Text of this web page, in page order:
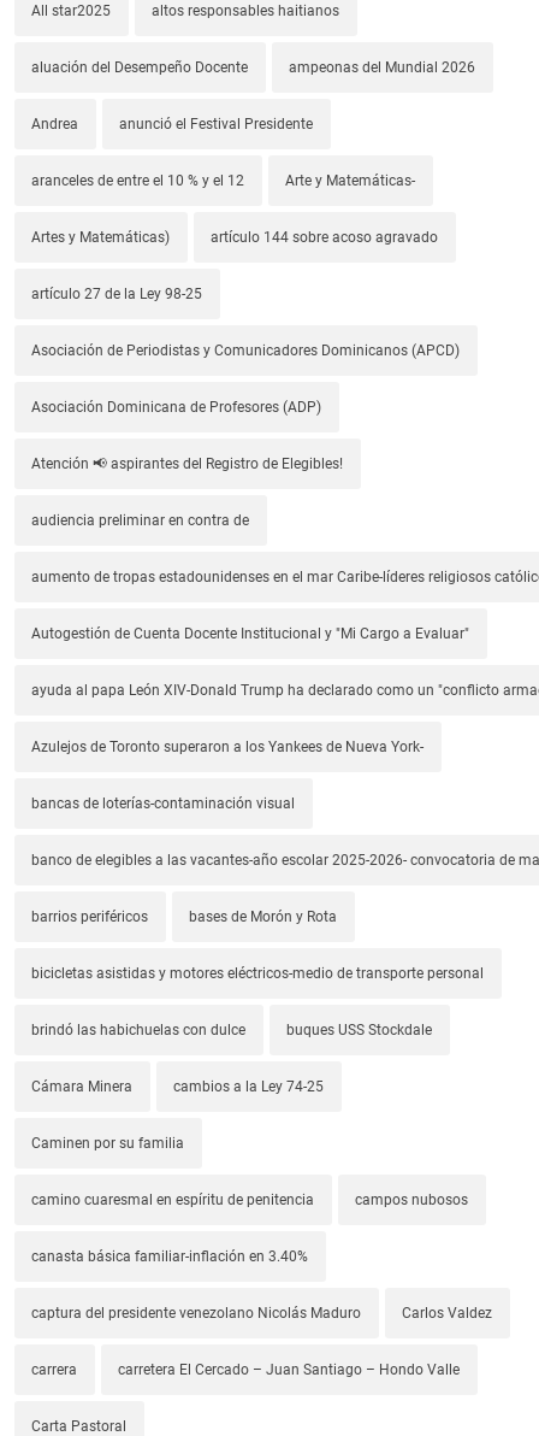
All star2025 altos responsables haitianos
aluación del Desempeño Docente ampeonas del Mundial 2026
Andrea anunció el Festival Presidente
aranceles de entre el 10 % y el 12 Arte y Matemáticas-
Artes y Matemáticas) artículo 144 sobre acoso agravado
artículo 27 de la Ley 98-25
Asociación de Periodistas y Comunicadores Dominicanos (APCD)
Asociación Dominicana de Profesores (ADP)
Atención 📢 aspirantes del Registro de Elegibles!
audiencia preliminar en contra de
aumento de tropas estadounidenses en el mar Caribe-líderes religiosos
Autogestión de Cuenta Docente Institucional y "Mi Cargo a Evaluar"
ayuda al papa León XIV-Donald Trump ha declarado como un "conflicto
Azulejos de Toronto superaron a los Yankees de Nueva York-
bancas de loterías-contaminación visual
banco de elegibles a las vacantes-año escolar 2025-2026- convocatoria de
barrios periféricos bases de Morón y Rota
bicicletas asistidas y motores eléctricos-medio de transporte personal
brindó las habichuelas con dulce buques USS Stockdale
Cámara Minera cambios a la Ley 74-25
Caminen por su familia
camino cuaresmal en espíritu de penitencia campos nubosos
canasta básica familiar-inflación en 3.40%
captura del presidente venezolano Nicolás Maduro Carlos Valdez
carrera carretera El Cercado – Juan Santiago – Hondo Valle
Carta Pastoral